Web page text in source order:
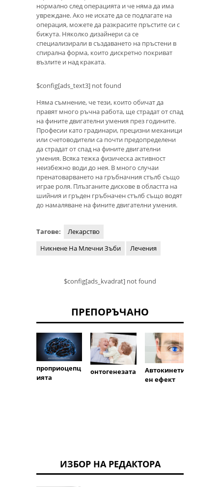
нормално след операцията и че няма да има
увреждане. Ако не искате да се подлагате на
операция, можете да разкрасите пръстите си с
бижута. Няколко дизайнери са се
специализирали в създаването на пръстени в
спирална форма, които дискретно покриват
възлите и над краката.
$config[ads_text3] not found
Няма съмнение, че тези, които обичат да
правят много ръчна работа, ще страдат от спад
на фините двигателни умения през годините.
Професии като градинари, прецизни механици
или счетоводители са почти предопределени
да страдат от спад на фините двигателни
умения. Всяка тежка физическа активност
неизбежно води до нея. В много случаи
пренатоварването на гръбначния стълб също
играе роля. Плъзганите дискове в областта на
шийния и гръден гръбначен стълб също водят
до намаляване на фините двигателни умения.
Тагове:
Лекарство
Никнене На Млечни Зъби
Лечения
$config[ads_kvadrat] not found
ПРЕПОРЪЧАНО
проприоцепц
ията
онтогенезата
Автокинетич
ен ефект
ИЗБОР НА РЕДАКТОРА